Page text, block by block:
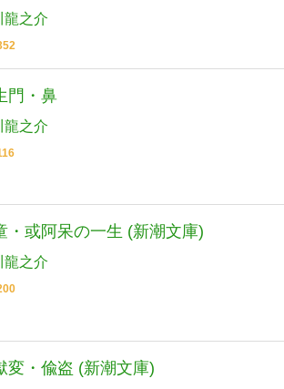
龍之介
門・鼻
龍之介
・或阿呆の一生 (新潮文庫)
龍之介
変・偸盗 (新潮文庫)